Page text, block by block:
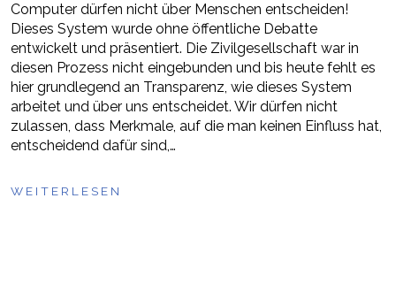
Computer dürfen nicht über Menschen entscheiden!
Dieses System wurde ohne öffentliche Debatte
entwickelt und präsentiert. Die Zivilgesellschaft war in
diesen Prozess nicht eingebunden und bis heute fehlt es
hier grundlegend an Transparenz, wie dieses System
arbeitet und über uns entscheidet. Wir dürfen nicht
zulassen, dass Merkmale, auf die man keinen Einfluss hat,
entscheidend dafür sind,…
WEITERLESEN